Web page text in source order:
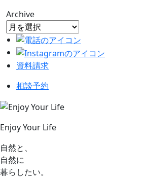
Archive
資料請求
相談予約
Enjoy Your Life
自然と、
自然に
暮らしたい。